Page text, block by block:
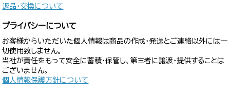
返品・交換について
プライバシーについて
お客様からいただいた個人情報は商品の作成・発送とご連絡以外には一
切使用致しません。
当社が責任をもって安全に蓄積・保管し、第三者に譲渡・提供することは
ございません。
個人情報保護方針について